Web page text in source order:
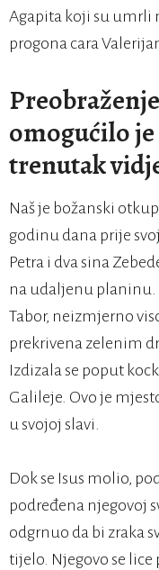
Agapita koji su umrli
progona cara
omogućilo
trenutak
Naš je božanski
godinu dana prije
Petra i dva sina
na udaljenu
Tabor, neizmjerno
prekrivena zelenim
Izdizala se poput
Galileje. Ovo je
u svojoj slavi.
Dok se Isus molio,
podređena njegovoj
odgrnuo da bi zraka
tijelo. Njegovo se